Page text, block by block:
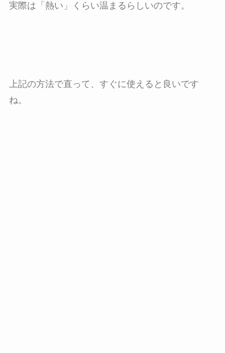
実際は「熱い」くらい温まるらしいのです。
上記の方法で直って、すぐに使えると良いです
ね。